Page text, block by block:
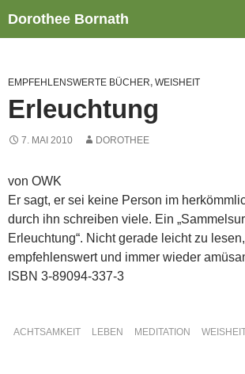
Inhalt
Dorothee Bornath
EMPFEHLENSWERTE BÜCHER, WEISHEIT
Erleuchtung
7. MAI 2010 DOROTHEE
von OWK
Er sagt, er sei keine Person im
durch ihn schreiben viele. Ein
Erleuchtung“. Nicht gerade leicht zu
empfehlenswert und immer wieder
ISBN 3-89094-337-3
ACHTSAMKEIT LEBEN MEDITATION